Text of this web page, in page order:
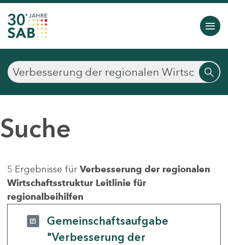
Suche
5 Ergebnisse für Verbesserung der regionalen
Wirtschaftsstruktur Leitlinie für
regionalbeihilfen
Gemeinschaftsaufgabe
"Verbesserung der